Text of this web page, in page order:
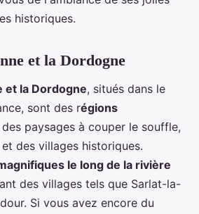
historiques.
et la Dordogne
et la Dordogne, situés dans le
sont des régions
paysages à couper le souffle,
des villages historiques.
le long de la rivière
des villages tels que Sarlat-la-
Si vous avez encore du